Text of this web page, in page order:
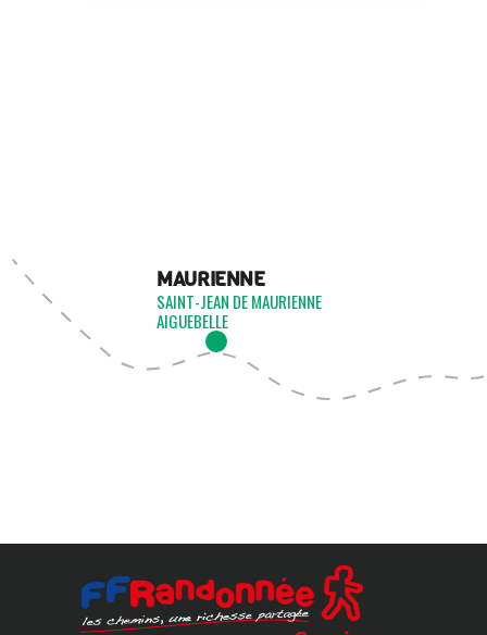
MAURIENNE
SAINT-JEAN DE MAURIENNE
AIGUEBELLE